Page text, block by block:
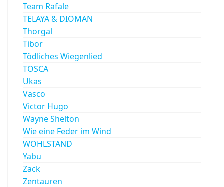
Team Rafale
TELAYA & DIOMAN
Thorgal
Tibor
Tödliches Wiegenlied
TOSCA
Ukas
Vasco
Victor Hugo
Wayne Shelton
Wie eine Feder im Wind
WOHLSTAND
Yabu
Zack
Zentauren